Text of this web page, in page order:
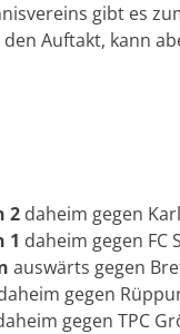
gibt es
Auftakt, kann
2 daheim gegen
1 daheim gegen FC
auswärts gegen
gegen
gegen TPC